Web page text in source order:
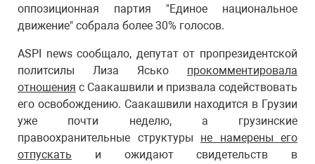
оппозиционная партия "Единое национальное
движение" собрала более 30% голосов.
ASPI news сообщало, депутат от пропрезидентской
политсилы Лиза Ясько прокомментировала
отношения с Саакашвили и призвала содействовать
его освобождению. Саакашвили находится в Грузии
уже почти неделю, а грузинские
правоохранительные структуры не намерены его
отпускать и ожидают свидетельств в